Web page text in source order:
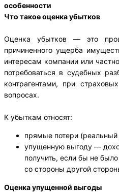
особенности
Что такое оценка убытков
Оценка убытков — это
причиненного ущерба
интересам компании или
потребоваться в судебных
контрагентами, при
вопросах.
К убыткам относят:
прямые потери
упущенную выгоду —
получить, если бы не
со стороны другой
Оценка упущенной выгоды